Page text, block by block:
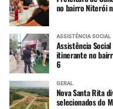
no bairro Niterói
ASSISTÊNCIA SOCIAL
Assistência
itinerante no
6
GERAL
Nova Santa Rita
selecionados do